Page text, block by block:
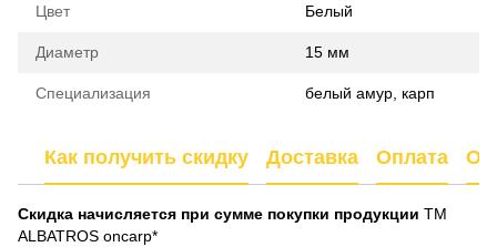
Цвет Белый
Диаметр 15 мм
Специализация белый амур, карп
Как получить скидку Доставка Оплата
Скидка начисляется при сумме покупки продукции ТМ
ALBATROS oncarp*